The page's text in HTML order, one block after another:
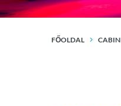
FŐOLDAL